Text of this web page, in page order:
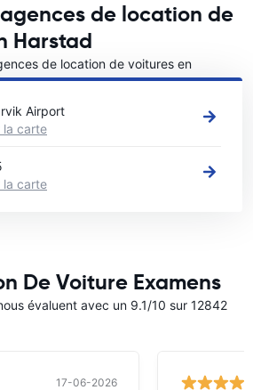
de location de
Harstad
de location de voitures en
Airport
la carte
la carte
De Voiture Examens
évaluent avec un 9.1/10 sur 12842
17-06-2026